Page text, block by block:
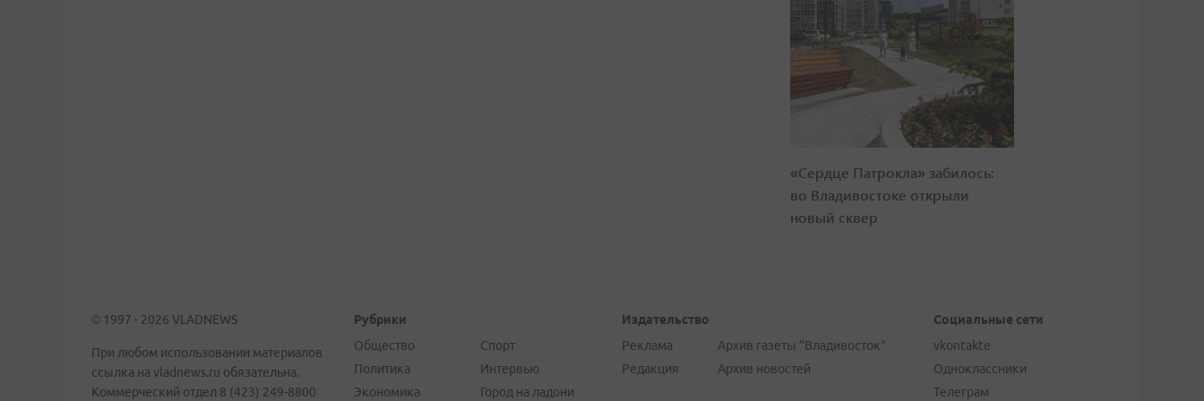
«Сердце Патрокла» забилось:
во Владивостоке открыли
новый сквер
© 1997 - 2026 VLADNEWS
При любом использовании материалов
ссылка на vladnews.ru обязательна.
Коммерческий отдел 8 (423) 249-8800
Рубрики
Общество
Политика
Экономика
Спорт
Интервью
Город на ладони
Издательство
Реклама
Редакция
Архив газеты "Владивосток"
Архив новостей
Социальные сети
vkontakte
Одноклассники
Телеграм